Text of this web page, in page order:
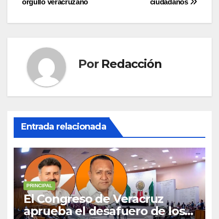
ciudadanos
orgullo veracruzano
Por Redacción
Entrada relacionada
PRINCIPAL
El Congreso de Veracruz
aprueba el desafuero de los